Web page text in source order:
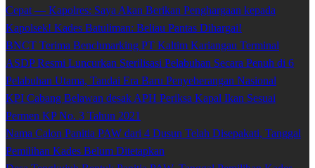
Cepat — Kapolres: Saya Akan Berikan Penghargaan kepada
Kapolsek! Kades Batuliman: Beliau Pantas Dihargai!
BNCT Terima Benchmarking PT Kaltim Kariangau Terminal
ASDP Resmi Luncurkan Sterilisasi Pelabuhan Secara Penuh di 6
Pelabuhan Utama, Tandai Era Baru Penyeberangan Nasional
KPI Cabang Belawan desak APH Periksa Kapal Ikan Sesuai
Permen KP No. 3 Tahun 2021
Nama Calon Panitia PAW dari 4 Dusun Telah Disepakati, Tanggal
Pemilihan Kades Belum Ditetapkan